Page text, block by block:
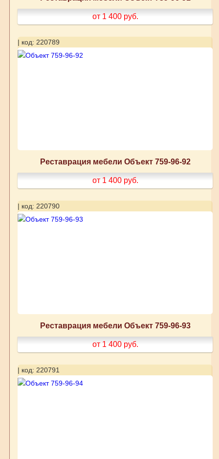
от 1 400 руб.
| код: 220789
Реставрация мебели Объект 759-96-92
от 1 400 руб.
| код: 220790
Реставрация мебели Объект 759-96-93
от 1 400 руб.
| код: 220791